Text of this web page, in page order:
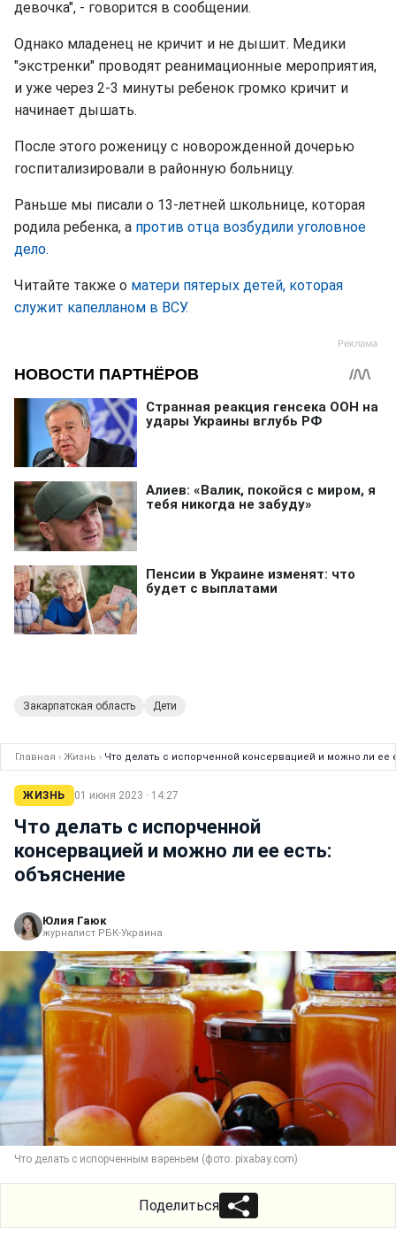
девочка", - говорится в сообщении.
Однако младенец не кричит и не дышит. Медики
"экстренки" проводят реанимационные мероприятия,
и уже через 2-3 минуты ребенок громко кричит и
начинает дышать.
После этого роженицу с новорожденной дочерью
госпитализировали в районную больницу.
Раньше мы писали о 13-летней школьнице, которая
родила ребенка, а против отца возбудили уголовное
дело.
Читайте также о матери пятерых детей, которая
служит капелланом в ВСУ.
Закарпатская область Дети
Главная › Жизнь › Что делать с испорченной консервацией и можно ли ее
ЖИЗНЬ 01 июня 2023 · 14:27
Что делать с испорченной
консервацией и можно ли ее есть:
объяснение
Юлия Гаюк
журналист РБК-Украина
Что делать с испорченным вареньем (фото: pixabay.com)
Поделиться